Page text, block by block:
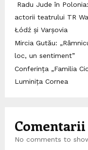
Radu Jude în
actorii teatrului TR
Łódź și Varșovia
Mircia Gutău:
loc, un sentiment”
Conferința „Familia
Luminița Cornea
Comentarii
No comments to